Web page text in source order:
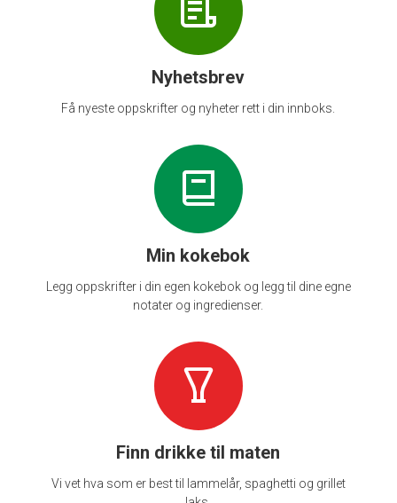
Nyhetsbrev
Få nyeste oppskrifter og nyheter rett i din innboks.
Min kokebok
Legg oppskrifter i din egen kokebok og legg til dine egne
notater og ingredienser.
Finn drikke til maten
Vi vet hva som er best til lammelår, spaghetti og grillet